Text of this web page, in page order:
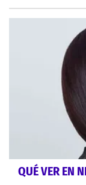
QUÉ VER EN